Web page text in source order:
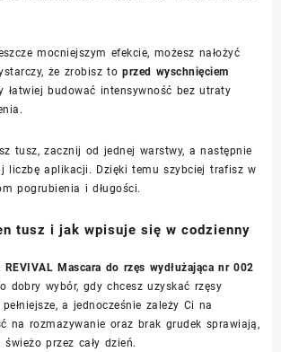
mocniejszym efekcie, możesz nałożyć
że zrobisz toprzed wyschnięciem
łatwiej budować intensywność bez utraty
tusz, zacznij od jednej warstwy, a następnie
liczbę aplikacji. Dzięki temu szybciej trafisz w
pogrubienia i długości.
tusz i jak wpisuje się w codzienny
REVIVAL Mascara do rzęs wydłużająca nr 002
dobry wybór, gdy chcesz uzyskać rzęsy
a jednocześnie zależy Ci na
na rozmazywanie oraz brak grudek sprawiają,
przez cały dzień.